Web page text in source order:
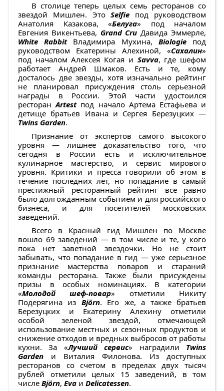
В столице теперь целых семь ресторанов со
звездой Мишлен. ЭтоSelfie под руководством
Анатолия Казакова, «Белуга» под началом
Евгения Викентьева, Grand Cru Давида Эммерле,
White RabbitВладимира Мухина, Biologie под
руководством Екатерины Алехиной, «Сахалин»
под началом Алексея Когая и Savva, где шефом
работает Андрей Шмаков. Есть и те, кому
досталось две звезды, хотя изначально рейтинг
не планировал присуждения столь серьезной
награды в России. Этой части удостоился
ресторанArtest под начало Артема Естафьева и
детище братьев Ивана и Сергея Березуцких —
Twins Garden.
Признание от экспертов самого высокого
уровня — лишнее доказательство того, что
сегодня в России есть и исключительное
кулинарное мастерство, и сервис мирового
уровня. Критики и пресса говорили об этом в
течение последних лет, но попадание в самый
престижный ресторанный рейтинг все равно
было долгожданным событием и для российского
бизнеса, и для посетителей московских
заведений.
Всего в Красный гид Мишлен по Москве
вошло 69 заведений — в том числе и те, у кого
пока нет заветной звездочки. Но не стоит
забывать, что попадание в гид — уже серьезное
признание мастерства поваров и стараний
команды ресторана. Также были присуждены
призы в особых номинациях. В категории
«Молодой шеф-повар» отметили Никиту
Подерягина из Björn. Его же, а также братьев
Березуцких и Екатерину Алехину отметили
особой зеленой звездой, отмечающей
использование местных и сезонных продуктов и
снижение отходов и вредных выбросов от работы
кухни. За «Лучший сервис» наградили Twins
Garden и Виталия Филонова. Из доступных
ресторанов со счетом в пределах двух тысяч
рублей отметили целых 15 заведений, в том
числе Björn, Eva и Delicatessen.